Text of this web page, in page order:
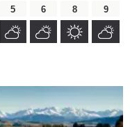
5 6 8 9